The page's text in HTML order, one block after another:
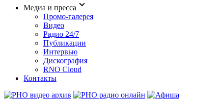
Медиа и пресса
Промо-галерея
Видео
Радио 24/7
Публикации
Интервью
Дискография
RNO Cloud
Контакты